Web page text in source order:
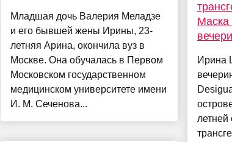
Младшая дочь Валерия Меладзе
и его бывшей жены Ирины, 23-
летняя Арина, окончила вуз в
Москве. Она обучалась в Первом
Московском государственном
медицинском университете имени
И. М. Сеченова...
Маска
Ирина
летней